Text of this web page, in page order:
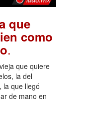
que
como
.
que quiere
la del
la que llegó
de mano en